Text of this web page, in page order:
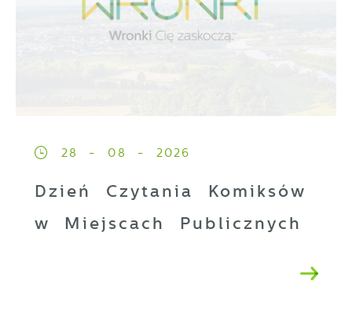
28 - 08 - 2026
Dzień Czytania Komiksów
w Miejscach Publicznych